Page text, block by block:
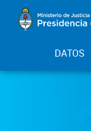
DATOS